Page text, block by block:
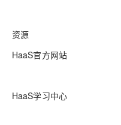
资源
HaaS官方网站
HaaS学习中心